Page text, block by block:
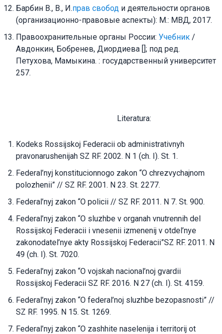
Барбин В., В., И.прав свобод и деятельности органов
(организационно-правовые аспекты): М.: МВД, 2017.
Правоохранительные органы России: Учебник /
Авдонкин, Бобренев, Диордиева []; под ред.
Петухова, Мамыкина. : государственный университет
257.
Literatura:
Kodeks Rossijskoj Federacii ob administrativnyh
pravonarushenijah SZ RF. 2002. N 1 (ch. I). St. 1.
Federal’nyj konstitucionnogo zakon “O chrezvychajnom
polozhenii” // SZ RF. 2001. N 23. St. 2277.
Federal’nyj zakon “O policii // SZ RF. 2011. N 7. St. 900.
Federal’nyj zakon “O sluzhbe v organah vnutrennih del
Rossijskoj Federacii i vnesenii izmenenij v otdel’nye
zakonodatel’nye akty Rossijskoj Federacii”SZ RF. 2011. N
49 (ch. I). St. 7020.
Federal’nyj zakon “O vojskah nacional’noj gvardii
Rossijskoj Federacii SZ RF. 2016. N 27 (ch. I). St. 4159.
Federal’nyj zakon “O federal’noj sluzhbe bezopasnosti” //
SZ RF. 1995. N 15. St. 1269.
Federal’nyj zakon “O zashhite naselenija i territorij ot